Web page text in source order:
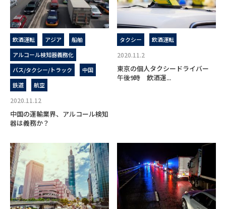
飲酒運転 アジア
船舶
アルコール検知器義務化
バス/タクシー/トラック
中国
鉄道
航空
2020.11.12
中国の運輸業界、アルコール検知
器は義務か？
タクシー 飲酒運転
2020.11.2
東京の個人タクシードライバー
午後9時 飲酒運...